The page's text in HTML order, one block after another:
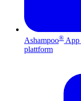
Ashampoo® App
plattform